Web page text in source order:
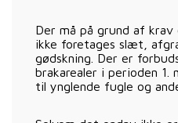
Der må på grund af
ikke foretages slæt,
gødskning. Der er
brakarealer i perioden 1.
til ynglende fugle og